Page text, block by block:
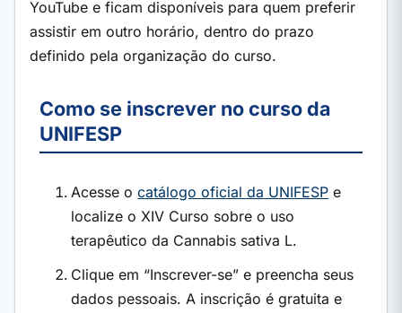
YouTube e ficam disponíveis para quem preferir
assistir em outro horário, dentro do prazo
definido pela organização do curso.
Como se inscrever no curso da
UNIFESP
Acesse ocatálogo oficial da UNIFESP e
localize o XIV Curso sobre o uso
terapêutico da Cannabis sativa L.
Clique em “Inscrever-se” e preencha seus
dados pessoais. A inscrição é gratuita e